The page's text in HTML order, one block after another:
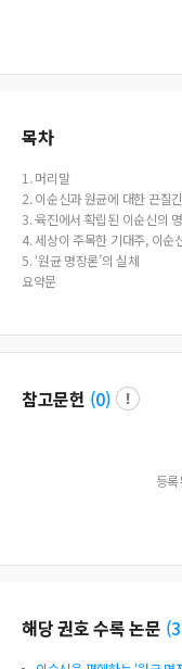
만군 앞을 횡돌하던 맹장이었
하는 자가 원균이 육진 시절에
주를 지닌 무장이니 수군으로
목차
1. 머리말
2. 이순신과 원균에 대한 끈질
3. 육진에서 확립된 이순신의
4. 세상이 주목한 기대주, 이순
5. ‘원균 명장론’의 실체
요약문
참고문헌 (0)
등
해당 권호 수록 논문 (3